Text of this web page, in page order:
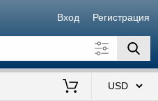
Вход Регистрация